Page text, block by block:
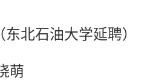
北石油大学延聘）
萌